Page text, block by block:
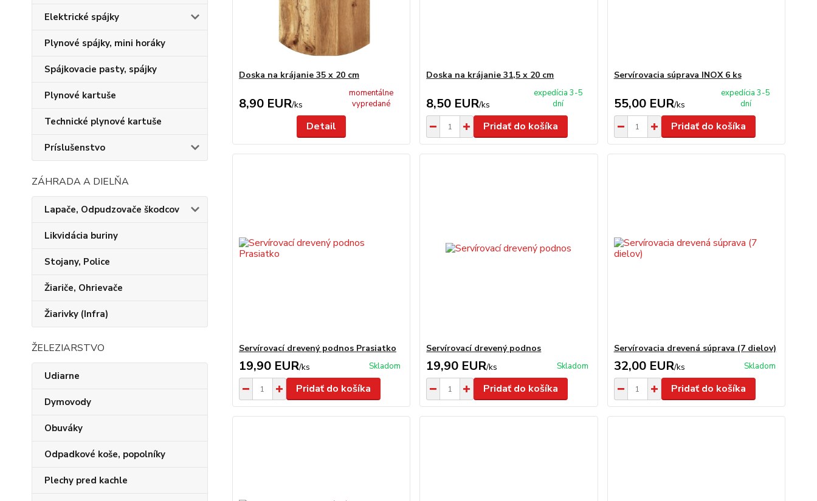
Elektrické spájky
Plynové spájky, mini horáky
Spájkovacie pasty, spájky
Plynové kartuše
Technické plynové kartuše
Príslušenstvo
ZÁHRADA A DIELŇA
Lapače, Odpudzovače škodcov
Likvidácia buriny
Stojany, Police
Žiariče, Ohrievače
Žiarivky (Infra)
ŽELEZIARSTVO
Udiarne
Dymovody
Obuváky
Odpadkové koše, popolníky
Plechy pred kachle
Doska na krájanie 35 x 20 cm
8,90 EUR/ks
momentálne
vypredané
Detail
Doska na krájanie 31,5 x 20 cm
8,50 EUR/ks
expedícia 3-5
dní
Pridať do košíka
Servírovacia súprava INOX 6 ks
55,00 EUR/ks
expedícia 3-5
dní
Pridať do košíka
Servírovací drevený podnos Prasiatko
19,90 EUR/ks Skladom
Pridať do košíka
Servírovací drevený podnos
19,90 EUR/ks Skladom
Pridať do košíka
Servírovacia drevená súprava (7 dielov)
32,00 EUR/ks Skladom
Pridať do košíka